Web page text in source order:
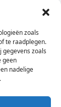
zoals
te raadplegen.
zoals
geen
nadelige
e-mail?